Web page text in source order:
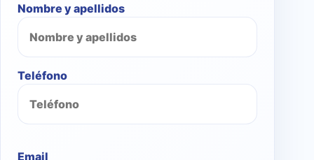
Nombre y apellidos
Teléfono
Email